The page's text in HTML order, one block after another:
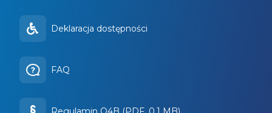
Deklaracja dostępności
FAQ